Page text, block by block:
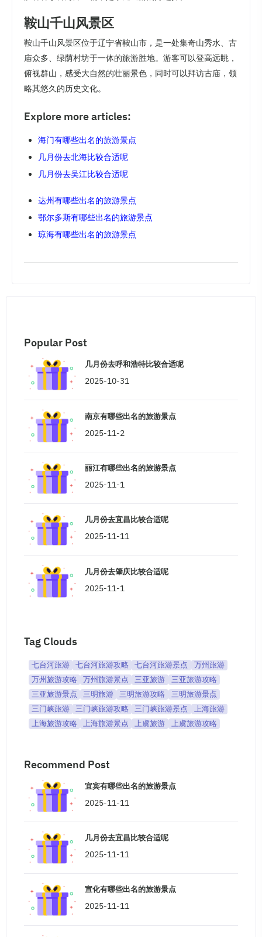
鞍山千山风景区
鞍山千山风景区位于辽宁省鞍山市，是一处集奇山秀水、古
庙众多、绿荫村坊于一体的旅游胜地。游客可以登高远眺，
俯视群山，感受大自然的壮丽景色，同时可以拜访古庙，领
略其悠久的历史文化。
Explore more articles:
海门有哪些出名的旅游景点
几月份去北海比较合适呢
几月份去吴江比较合适呢
达州有哪些出名的旅游景点
鄂尔多斯有哪些出名的旅游景点
琼海有哪些出名的旅游景点
Popular Post
几月份去呼和浩特比较合适呢
2025-10-31
南京有哪些出名的旅游景点
2025-11-2
丽江有哪些出名的旅游景点
2025-11-1
几月份去宜昌比较合适呢
2025-11-11
几月份去肇庆比较合适呢
2025-11-1
Tag Clouds
七台河旅游 七台河旅游攻略 七台河旅游景点
万州旅游
万州旅游攻略
万州旅游景点 三亚旅游
三亚旅游攻略
三亚旅游景点
三明旅游 三明旅游攻略
三明旅游景点
三门峡旅游
三门峡旅游攻略 三门峡旅游景点
上海旅游
上海旅游攻略
上海旅游景点 上虞旅游 上虞旅游攻略
Recommend Post
宜宾有哪些出名的旅游景点
2025-11-11
几月份去宜昌比较合适呢
2025-11-11
宣化有哪些出名的旅游景点
2025-11-11